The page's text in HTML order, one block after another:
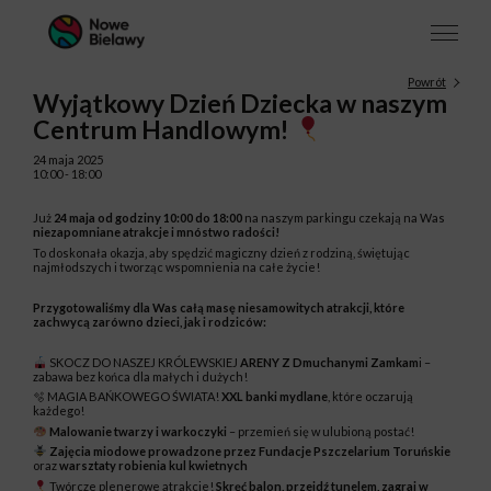
Powrót
Wyjątkowy Dzień Dziecka w naszym
Centrum Handlowym!
24 maja 2025
10:00 - 18:00
Już 24 maja od godziny 10:00 do 18:00 na naszym parkingu czekają na Was
niezapomniane atrakcje i mnóstwo radości!
To doskonała okazja, aby spędzić magiczny dzień z rodziną, świętując
najmłodszych i tworząc wspomnienia na całe życie!
Przygotowaliśmy dla Was całą masę niesamowitych atrakcji, które
zachwycą zarówno dzieci, jak i rodziców:
SKOCZ DO NASZEJ KRÓLEWSKIEJ ARENY Z Dmuchanymi Zamkami –
zabawa bez końca dla małych i dużych!
🫧 MAGIA BAŃKOWEGO ŚWIATA! XXL banki mydlane , które oczarują
każdego!
Malowanie twarzy i warkoczyki – przemień się w ulubioną postać!
Zajęcia miodowe prowadzone przez Fundacje Pszczelarium Toruńskie
orazwarsztaty robienia kul kwietnych
Twórcze plenerowe atrakcje! Skręć balon, przejdź tunelem, zagraj w